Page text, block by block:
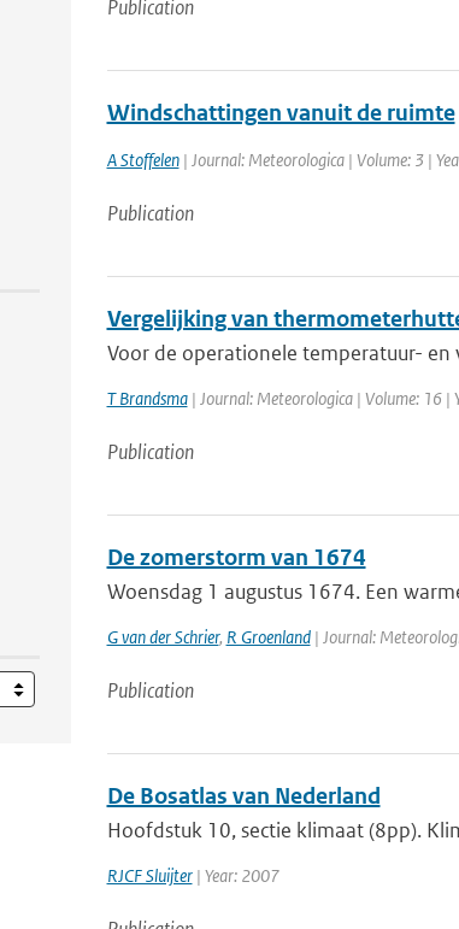
Publication
Windschattingen vanuit de ruimte
A Stoffelen| Journal: Meteorologica | Volume: 3 |
Publication
Vergelijking van
Voor de operationele temperatuur-
T Brandsma| Journal: Meteorologica | Volume: 16 |
Publication
De zomerstorm van 1674
Woensdag 1 augustus 1674. Een
G van der Schrier, R Groenland| Journal:
Publication
De Bosatlas van Nederland
Hoofdstuk 10, sectie klimaat (8pp).
RJCF Sluijter| Year: 2007